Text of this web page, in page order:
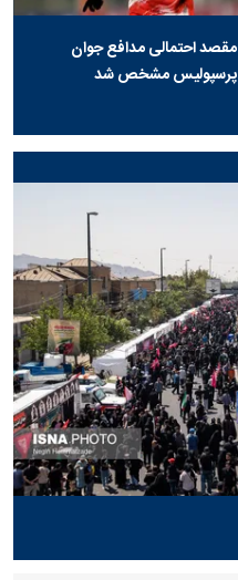
مقصد احتمالی مدافع جوان
پرسپولیس مشخص شد